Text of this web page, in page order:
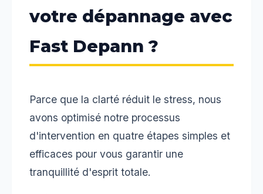
votre dépannage avec
Fast Depann ?
Parce que la clarté réduit le stress, nous
avons optimisé notre processus
d'intervention en quatre étapes simples et
efficaces pour vous garantir une
tranquillité d'esprit totale.